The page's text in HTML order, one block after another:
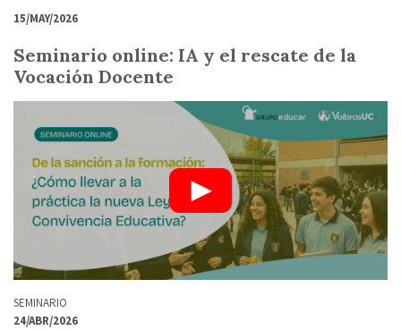
15/MAY/2026
Seminario online: IA y el rescate de la
Vocación Docente
SEMINARIO
24/ABR/2026